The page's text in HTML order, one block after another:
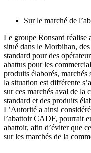
Sur le marché de
Le groupe Ronsard réalise
situé dans le Morbihan,
standard pour des
abattus pour les
produits élaborés, marchés
la situation est différente
sur ces marchés aval de la
standard et des produits
L’Autorité a ainsi
l’abattoir CADF, pourrait
abattoir, afin d’éviter que
sur les marchés de la